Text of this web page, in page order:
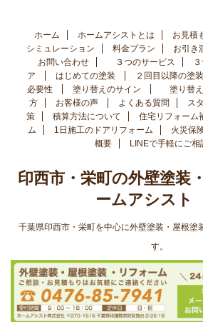
ホーム ホームアシストとは お見積
シミュレーション
料金プラン お引き
お問い合わせ
３つのサービス
ア
はじめての塗装 ２回目以降の塗装
必要性
塗り替えのサイン 塗り替
方
お客様の声 よくある質問 ス
策
積算方法について 住宅リフォーム
ム
1日施工のドアリフォーム 火災保
概要
LINEで手軽にご相
印西市・栄町の外壁塗装
ームアシス
千葉県印西市・栄町を中心に外壁塗装・屋根塗
す。